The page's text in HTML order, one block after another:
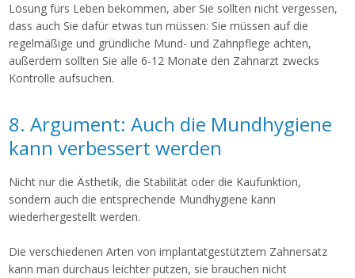
Lösung fürs Leben bekommen, aber Sie sollten nicht vergessen,
dass auch Sie dafür etwas tun müssen: Sie müssen auf die
regelmäßige und gründliche Mund- und Zahnpflege achten,
außerdem sollten Sie alle 6-12 Monate den Zahnarzt zwecks
Kontrolle aufsuchen.
8. Argument: Auch die Mundhygiene
kann verbessert werden
Nicht nur die Ästhetik, die Stabilität oder die Kaufunktion,
sondern auch die entsprechende Mundhygiene kann
wiederhergestellt werden.
Die verschiedenen Arten von implantatgestütztem Zahnersatz
kann man durchaus leichter putzen, sie brauchen nicht